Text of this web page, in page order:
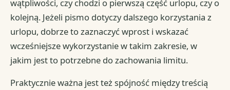
wątpliwości, czy chodzi o pierwszą część urlopu, czy o
kolejną. Jeżeli pismo dotyczy dalszego korzystania z
urlopu, dobrze to zaznaczyć wprost i wskazać
wcześniejsze wykorzystanie w takim zakresie, w
jakim jest to potrzebne do zachowania limitu.
Praktycznie ważna jest też spójność między treścią